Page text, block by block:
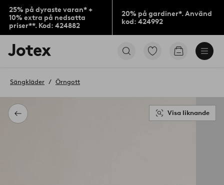
25% på dyraste varan* +
10% extra på nedsatta
priser**. Kod: 424882
20% på gardiner*. Använd
kod: 424992
Jotex
logotyp
till
Gå
Gå
Tillbaka
Sängkläder Örngott
Visa liknande